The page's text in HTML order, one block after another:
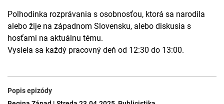
Polhodinka rozprávania s osobnosťou, ktorá sa narodila
alebo žije na západnom Slovensku, alebo diskusia s
hosťami na aktuálnu tému.
Vysiela sa každý pracovný deň od 12:30 do 13:00.
Popis epizódy